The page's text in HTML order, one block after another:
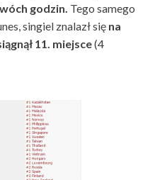
godzin. Tego samego
singiel znalazł się na
11. miejsce(4